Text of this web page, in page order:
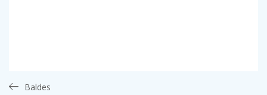
Baldes